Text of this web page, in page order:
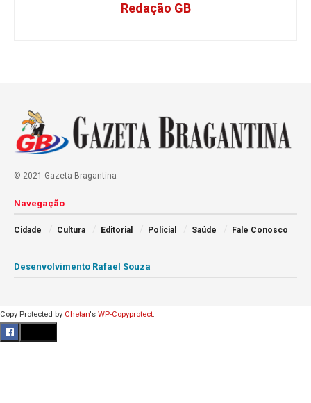
Redação GB
© 2021 Gazeta Bragantina
Navegação
Cidade Cultura Editorial Policial Saúde Fale Conosco
Desenvolvimento Rafael Souza
Copy Protected by Chetan's WP-Copyprotect.